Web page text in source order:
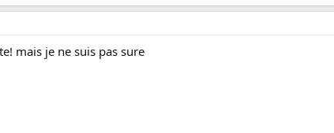
mais je ne suis pas sure